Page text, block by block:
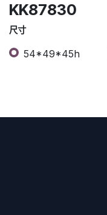
KK87830
尺寸
54*49*45h